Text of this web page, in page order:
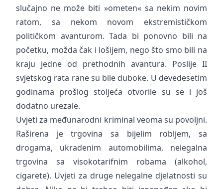
slučajno ne može biti »ometen« sa nekim novim
ratom, sa nekom novom ekstremističkom
političkom avanturom. Tada bi ponovno bili na
početku, možda čak i lošijem, nego što smo bili na
kraju jedne od prethodnih avantura. Poslije II
svjetskog rata rane su bile duboke. U devedesetim
godinama prošlog stoljeća otvorile su se i još
dodatno urezale.
Uvjeti za međunarodni kriminal veoma su povoljni.
Raširena je trgovina sa bijelim robljem, sa
drogama, ukradenim automobilima, nelegalna
trgovina sa visokotarifnim robama (alkohol,
cigarete). Uvjeti za druge nelegalne djelatnosti su